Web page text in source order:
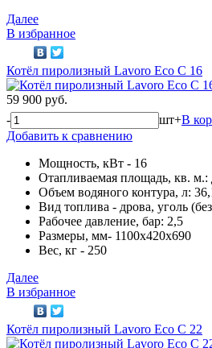
Далее
В избранное
Котёл пиролизный Lavoro Eco С 16
59 900 руб.
-
шт+В
Добавить к сравнению
Мощность, кВт - 16
Отапливаемая площадь, кв. м.:
Объем водяного контура, л:
Вид топлива - дрова, уголь
Рабочее давление, бар: 2,5
Размеры, мм- 1100х420х690
Вес, кг - 250
Далее
В избранное
Котёл пиролизный Lavoro Eco С 22